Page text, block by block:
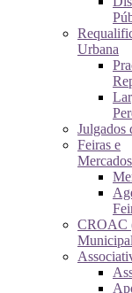
Urbana
Julgados
Feiras e
Mercados
CROAC